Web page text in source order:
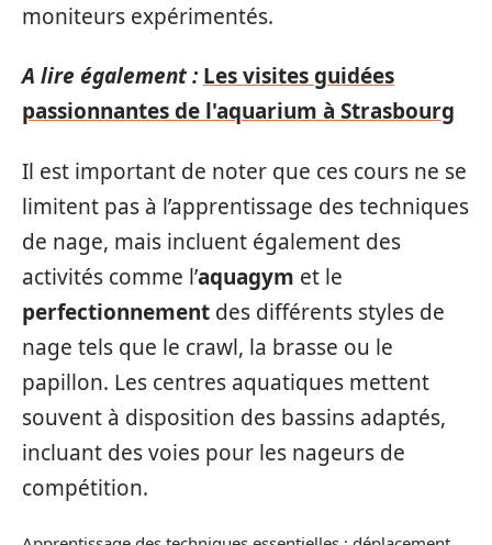
moniteurs expérimentés.
A lire également : Les visites guidées
passionnantes de l'aquarium à Strasbourg
Il est important de noter que ces cours ne se
limitent pas à l’apprentissage des techniques
de nage, mais incluent également des
activités comme l’aquagym et le
perfectionnement des différents styles de
nage tels que le crawl, la brasse ou le
papillon. Les centres aquatiques mettent
souvent à disposition des bassins adaptés,
incluant des voies pour les nageurs de
compétition.